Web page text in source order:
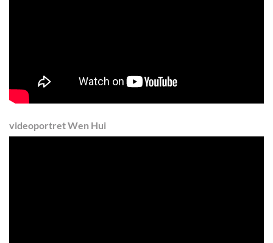
videoportretWen Hui